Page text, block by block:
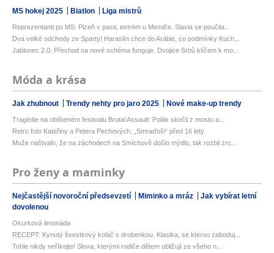
MS hokej 2025 Biatlon Liga mistrů
Reprezentanti po MS: Plzeň v pasti, extrém u Memiče. Slavia se poučila...
Dva velké odchody ze Sparty! Haraslín chce do Arábie, co podmínky Kuch...
Jablonec 2.0: Přechod na nové schéma funguje. Dvojice Srbů klíčem k mo...
Móda a krása
Jak zhubnout Trendy nehty pro jaro 2025 Nové make-up trendy
Tragédie na oblíbeném festivalu Brutal Assault: Polák skočil z mostu a...
Retro foto Kateřiny a Petera Pechových: „Smraďoši“ před 16 lety
Muže naštvalo, že na záchodech na Smíchově došlo mýdlo, tak rozbil zrc...
Pro ženy a maminky
Nejčastější novoroční předsevzetí Miminko a mráz
Jak vybírat letní
dovolenou
Okurková limonáda
RECEPT: Kynutý švestkový koláč s drobenkou. Klasika, se kterou zaboduj...
Tohle nikdy neříkejte! Slova, kterými rodiče dětem ubližují ze všeho n...